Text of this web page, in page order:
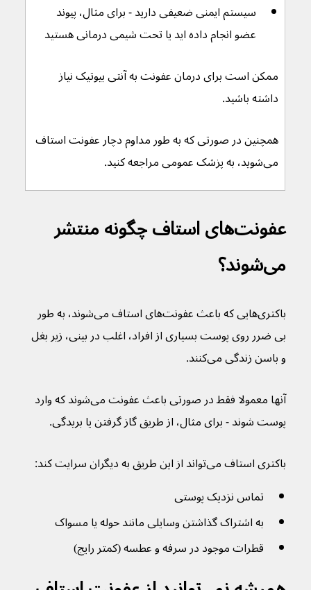
سیستم ایمنی ضعیفی دارید - برای مثال، پیوند
عضو انجام داده اید یا تحت شیمی درمانی هستید
ممکن است برای درمان عفونت به آنتی بیوتیک نیاز
داشته باشید.
همچنین در صورتی که به طور مداوم دچار عفونت استاف
می‌شوید، به پزشک عمومی مراجعه کنید.
عفونت‌های استاف چگونه منتشر
می‌شوند؟
باکتری‌هایی که باعث عفونت‌های استاف می‌شوند، به طور
بی ضرر روی پوست بسیاری از افراد، اغلب در بینی، زیر بغل
و باسن زندگی می‌کنند.
آنها معمولا فقط در صورتی باعث عفونت می‌شوند که وارد
پوست شوند - برای مثال، از طریق گاز گرفتن یا بریدگی.
باکتری استاف می‌تواند از این طریق به دیگران سرایت کند:
تماس نزدیک پوستی
به اشتراک گذاشتن وسایلی مانند حوله یا مسواک
قطرات موجود در سرفه و عطسه (کمتر رایج)